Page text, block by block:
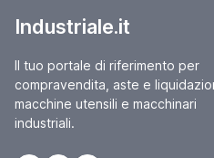
Industriale.it
Il tuo portale di riferimento per
compravendita, aste e
macchine utensili e macchinari
industriali.